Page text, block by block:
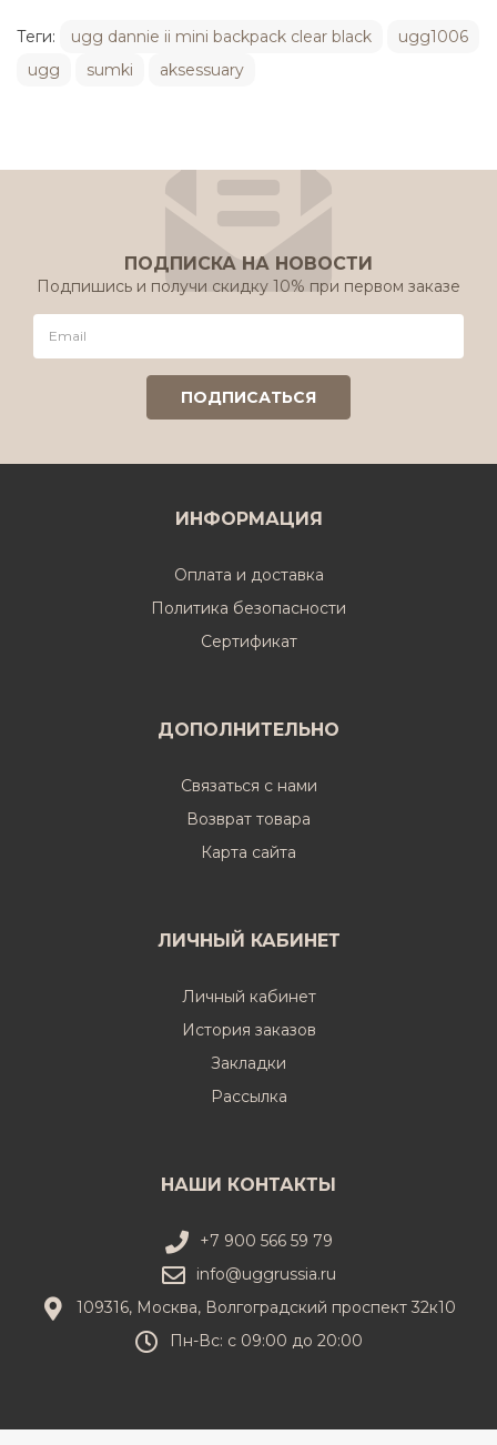
Теги: ugg dannie ii mini backpack clear black
ugg1006
ugg
sumki aksessuary
ПОДПИСКА НА НОВОСТИ
Подпишись и получи скидку 10% при первом заказе
ИНФОРМАЦИЯ
Оплата и доставка
Политика безопасности
Cертификат
ДОПОЛНИТЕЛЬНО
Связаться с нами
Возврат товара
Карта сайта
ЛИЧНЫЙ КАБИНЕТ
Личный кабинет
История заказов
Закладки
Рассылка
НАШИ КОНТАКТЫ
+7 900 566 59 79
info@uggrussia.ru
109316, Москва, Волгоградский проспект 32к10
Пн-Вс: с 09:00 до 20:00